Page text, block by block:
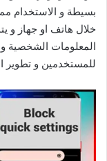
بسيطة و الاستخدام
المعلومات الشخصية و
للمستخدمين و تطوير